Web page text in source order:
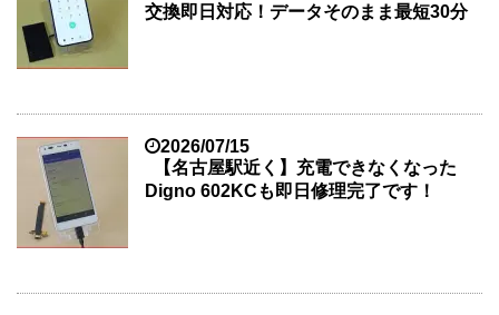
交換即日対応！データそのまま最短30分
2026/07/15
【名古屋駅近く】充電できなくなった
Digno 602KCも即日修理完了です！